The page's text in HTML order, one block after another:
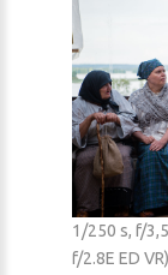
1/250 s, f/
f/2.8E ED